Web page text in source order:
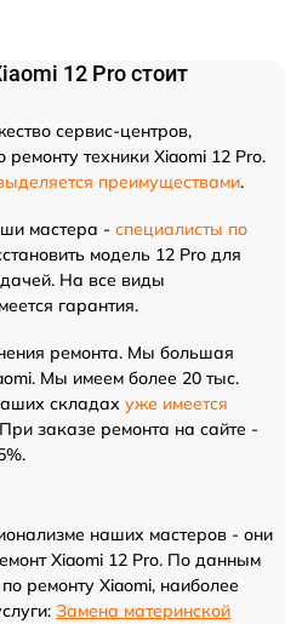
12 Pro стоит
сервис-центров,
техники Xiaomi 12 Pro.
преимуществами.
мастера - специалисты по
модель 12 Pro для
На все виды
гарантия.
ремонта. Мы большая
Мы имеем более 20 тыс.
складах уже имеется
заказе ремонта на сайте -
наших мастеров - они
Xiaomi 12 Pro. По данным
ремонту Xiaomi, наиболее
Замена материнской